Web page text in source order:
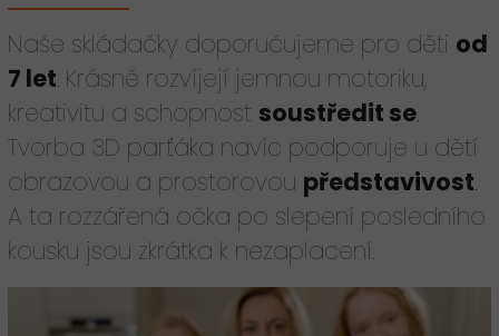
Naše skládačky doporučujeme pro děti od
7 let. Krásně rozvíjejí jemnou motoriku,
kreativitu a schopnost soustředit se.
Tvorba 3D parťáka navíc podporuje u dětí
obrazovou a prostorovou představivost.
A ta rozzářená očka po slepení posledního
kousku jsou zkrátka k nezaplacení.